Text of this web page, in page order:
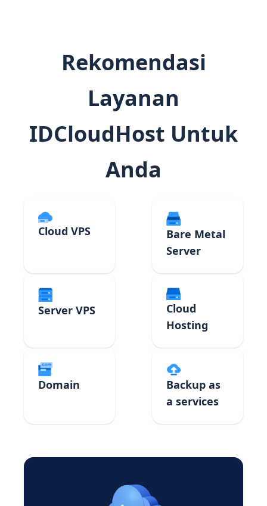
Rekomendasi
Layanan
IDCloudHost Untuk
Anda
Cloud VPS
Bare Metal
Server
Server VPS
Cloud
Hosting
Domain
Backup as
a services